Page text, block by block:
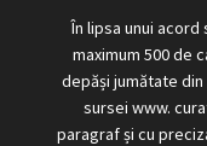
În lipsa unui
maximum 500 de
depăși jumătate
sursei www.
paragraf și cu